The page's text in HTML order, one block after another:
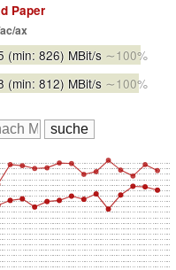
Paper
ax
(min: 826) MBit/s ∼100%
(min: 812) MBit/s ∼100%